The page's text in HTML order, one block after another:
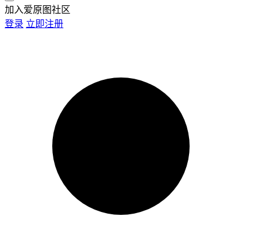
加入爱原图社区
登录 立即注册